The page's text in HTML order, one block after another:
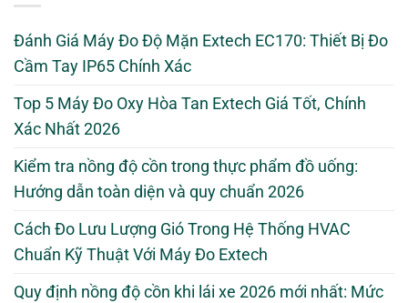
Đánh Giá Máy Đo Độ Mặn Extech EC170: Thiết Bị Đo
Cầm Tay IP65 Chính Xác
Top 5 Máy Đo Oxy Hòa Tan Extech Giá Tốt, Chính
Xác Nhất 2026
Kiểm tra nồng độ cồn trong thực phẩm đồ uống:
Hướng dẫn toàn diện và quy chuẩn 2026
Cách Đo Lưu Lượng Gió Trong Hệ Thống HVAC
Chuẩn Kỹ Thuật Với Máy Đo Extech
Quy định nồng độ cồn khi lái xe 2026 mới nhất: Mức